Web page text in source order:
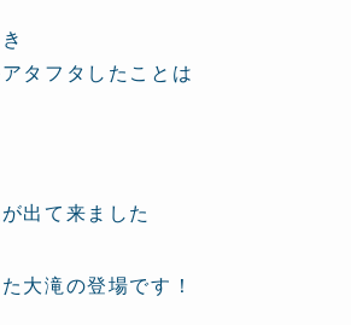
タフタしたことは
出て来ました
大滝の登場です！